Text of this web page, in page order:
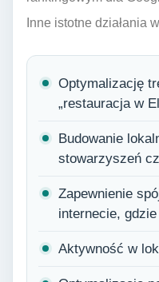
Inne istotne działania
Optymalizację
„restauracja w
Budowanie
stowarzyszeń
Zapewnienie
internecie,
Aktywność w